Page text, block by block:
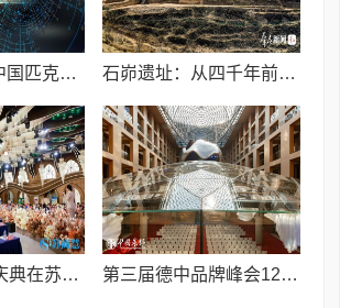
2026“李宁杯”中国匹克球巡回赛青少年赛-河南鹤壁站圆满落幕 石峁遗址：从四千年前中国北方区域政体中心看“何以中国”
苏商慧七周年庆典在苏州隆重举行 七大联创共启发展新篇章 第三届德中品牌峰会12月将在柏林举办，聚焦人工智能时代品牌全球化发展